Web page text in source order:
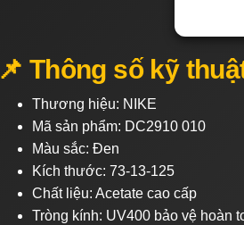
📌 Thông số kỹ
Thương hiệu: NIKE
Mã sản phẩm: DC2910 010
Màu sắc: Đen
Kích thước: 73-13-125
Chất liệu: Acetate cao cấp
Tròng kính: UV400 bảo vệ hoàn